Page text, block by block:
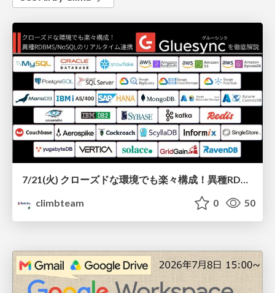
7/21(火) クローズドな環境でも楽々構成！異種RDBMS/NoSQLのリアルタイム連携『Gluesync』を徹底解説
climbteam
0 50